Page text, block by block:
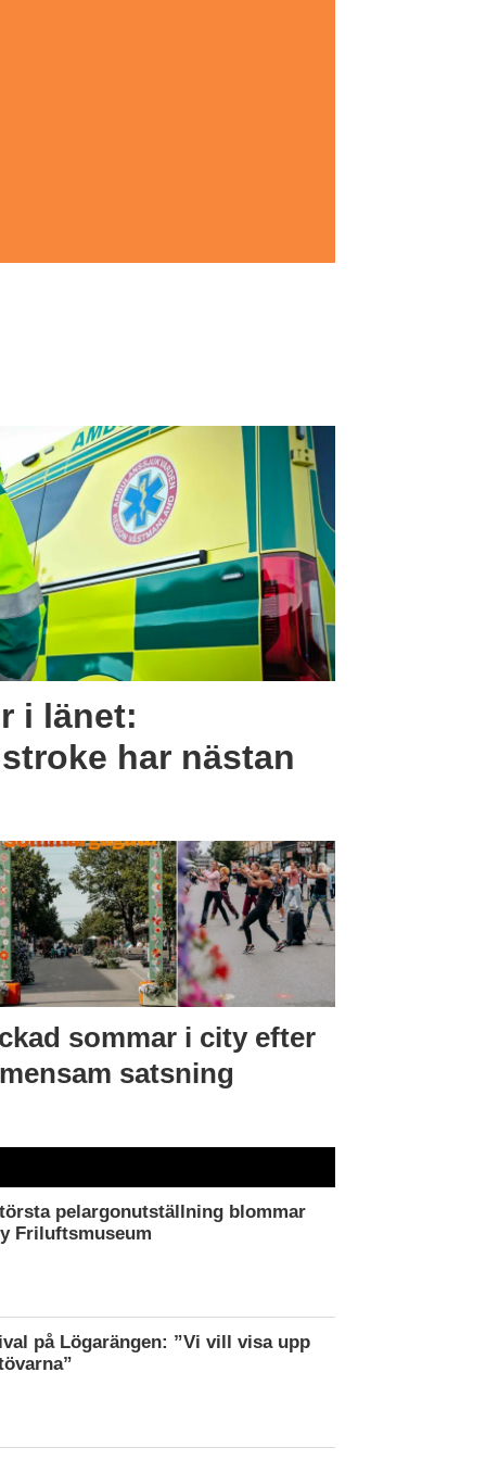
i länet:
har nästan
sommar i city efter
satsning
pelargonutställning blommar
Friluftsmuseum
på Lögarängen: ”Vi vill visa upp